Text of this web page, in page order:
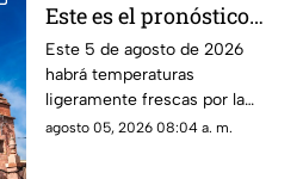
Este es el pronóstico
del clima en
Aguascalientes hoy 4
de agosto
Este 5 de agosto de 2026
habrá temperaturas
ligeramente frescas por la
mañana y calor en el día; el
agosto 05, 2026 08:04 a. m.